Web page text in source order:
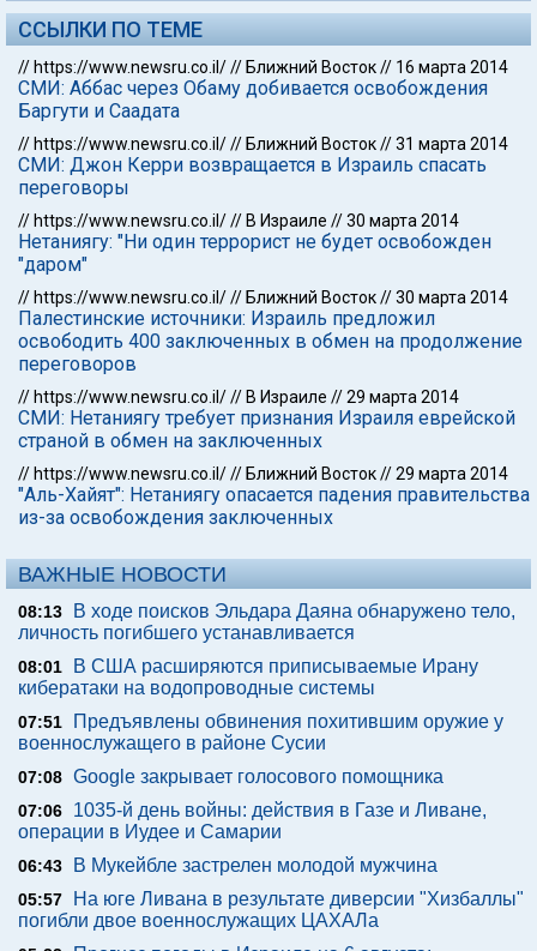
ССЫЛКИ ПО ТЕМЕ
// https://www.newsru.co.il/// Ближний Восток// 16 марта 2014
СМИ: Аббас через Обаму добивается освобождения
Баргути и Саадата
// https://www.newsru.co.il/// Ближний Восток//31 марта 2014
СМИ: Джон Керри возвращается в Израиль спасать
переговоры
// https://www.newsru.co.il/// В Израиле //30 марта 2014
Нетаниягу: "Ни один террорист не будет освобожден
"даром"
// https://www.newsru.co.il/// Ближний Восток//30 марта 2014
Палестинские источники: Израиль предложил
освободить 400 заключенных в обмен на продолжение
переговоров
// https://www.newsru.co.il/// В Израиле //29 марта 2014
СМИ: Нетаниягу требует признания Израиля еврейской
страной в обмен на заключенных
// https://www.newsru.co.il/// Ближний Восток//29 марта 2014
"Аль-Хайят": Нетаниягу опасается падения правительства
из-за освобождения заключенных
ВАЖНЫЕ НОВОСТИ
08:13
В ходе поисков Эльдара Даяна обнаружено тело,
личность погибшего устанавливается
08:01
В США расширяются приписываемые Ирану
кибератаки на водопроводные системы
07:51
Предъявлены обвинения похитившим оружие у
военнослужащего в районе Сусии
07:08 Google закрывает голосового помощника
07:06
1035-й день войны: действия в Газе и Ливане,
операции в Иудее и Самарии
06:43 В Мукейбле застрелен молодой мужчина
05:57
На юге Ливана в результате диверсии "Хизбаллы"
погибли двое военнослужащих ЦАХАЛа